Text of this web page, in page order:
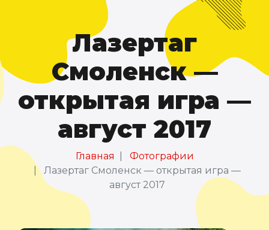
Лазертаг
Смоленск —
открытая игра —
август 2017
Главная
Фотографии
Лазертаг Смоленск — открытая игра —
август 2017